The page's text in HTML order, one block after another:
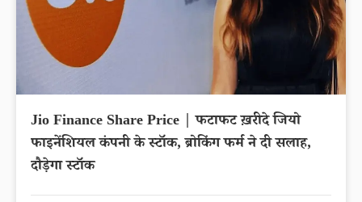
Jio Finance Share Price | फटाफट ख़रीदे जियो
फाइनेंशियल कंपनी के स्टॉक, ब्रोकिंग फर्म ने दी सलाह,
दौड़ेगा स्टॉक